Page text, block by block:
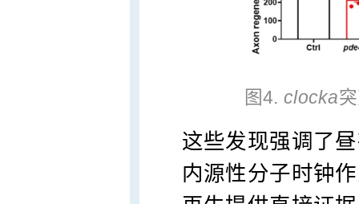
图4. clocka
这些发现强调了
内源性分子时钟